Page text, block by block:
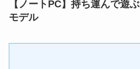
【ノートPC】持ち運んで遊
モデル